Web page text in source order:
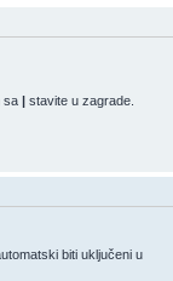
sa | stavite u zagrade.
biti uključeni u